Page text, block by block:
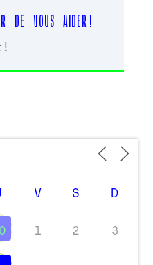
DE VOUS AIDER !
!
V S D
1 2 3